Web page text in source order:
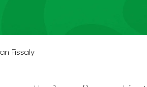
Fissaly